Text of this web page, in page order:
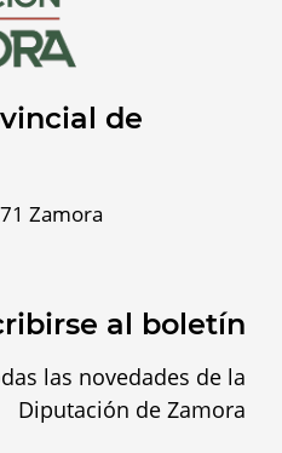
de
Zamora
al boletín
las novedades de la
Diputación de Zamora